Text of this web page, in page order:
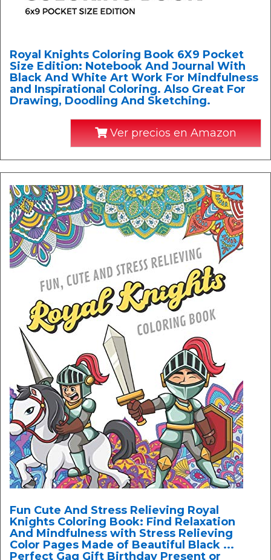
Royal Knights Coloring Book 6X9 Pocket
Size Edition: Notebook And Journal With
Black And White Art Work For Mindfulness
and Inspirational Coloring. Also Great For
Drawing, Doodling And Sketching.
Ver precios en Amazon
Fun Cute And Stress Relieving Royal
Knights Coloring Book: Find Relaxation
And Mindfulness with Stress Relieving
Color Pages Made of Beautiful Black ...
Perfect Gag Gift Birthday Present or